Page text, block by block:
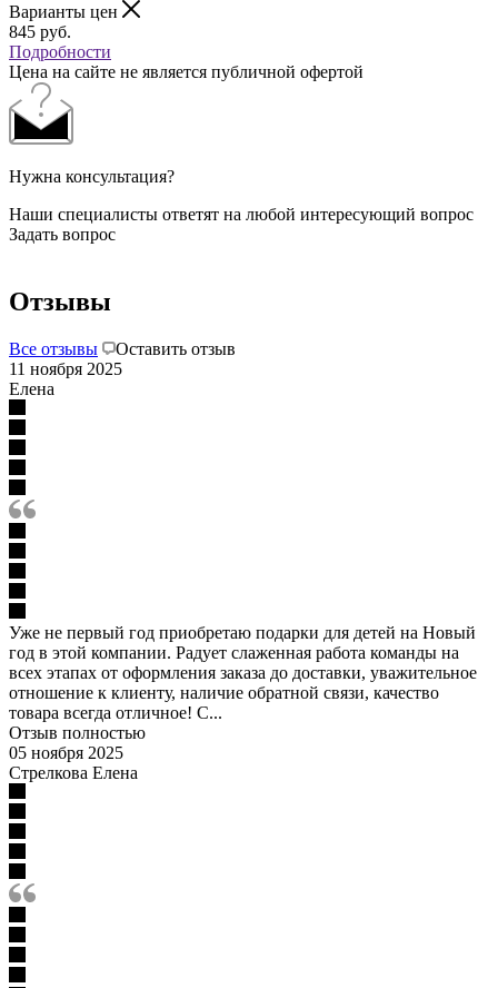
Варианты цен
845 руб.
Подробности
Цена на сайте не является публичной офертой
Нужна консультация?
Наши специалисты ответят на любой интересующий вопрос
Задать вопрос
Отзывы
Все отзывы
Оставить отзыв
11 ноября 2025
Елена
Уже не первый год приобретаю подарки для детей на Новый
год в этой компании. Радует слаженная работа команды на
всех этапах от оформления заказа до доставки, уважительное
отношение к клиенту, наличие обратной связи, качество
товара всегда отличное! С...
Отзыв полностью
05 ноября 2025
Стрелкова Елена